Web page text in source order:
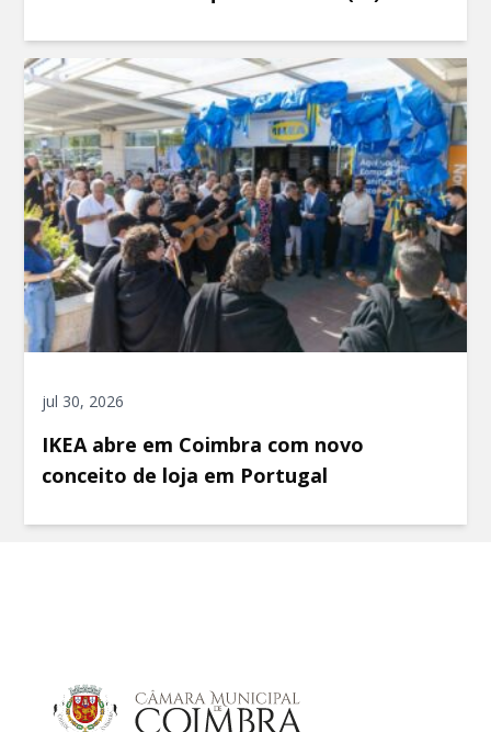
jul 30, 2026
IKEA abre em Coimbra com novo
conceito de loja em Portugal